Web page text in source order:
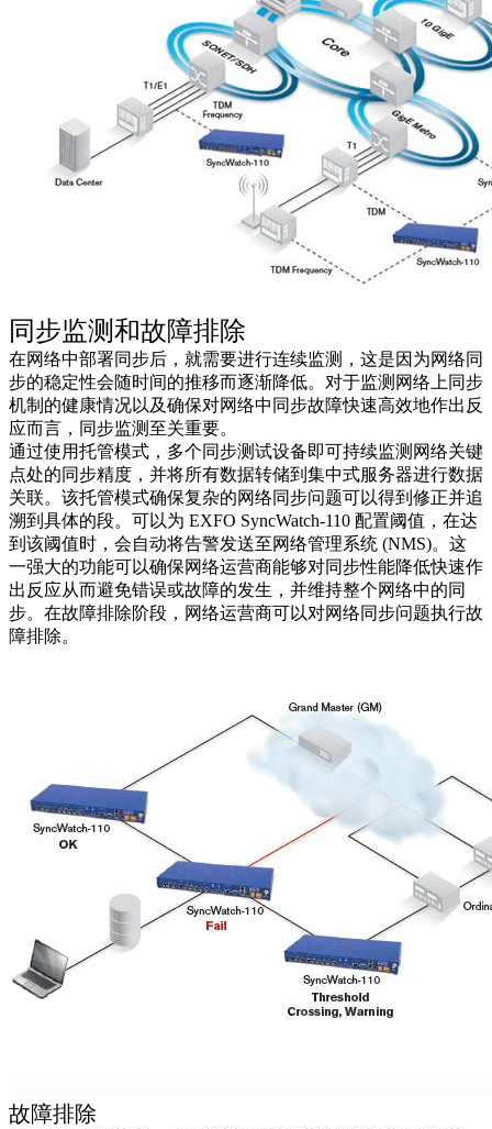
同步监测和故障排除
在网络中部署同步后，就需要进行连续监测，这是因为网络同
步的稳定性会随时间的推移而逐渐降低。对于监测网络上同步
机制的健康情况以及确保对网络中同步故障快速高效地作出反
应而言，同步监测至关重要。
通过使用托管模式，多个同步测试设备即可持续监测网络关键
点处的同步精度，并将所有数据转储到集中式服务器进行数据
关联。该托管模式确保复杂的网络同步问题可以得到修正并追
溯到具体的段。可以为 EXFO SyncWatch-110 配置阈值，在达
到该阈值时，会自动将告警发送至网络管理系统 (NMS)。这
一强大的功能可以确保网络运营商能够对同步性能降低快速作
出反应从而避免错误或故障的发生，并维持整个网络中的同
步。在故障排除阶段，网络运营商可以对网络同步问题执行故
障排除。
故障排除